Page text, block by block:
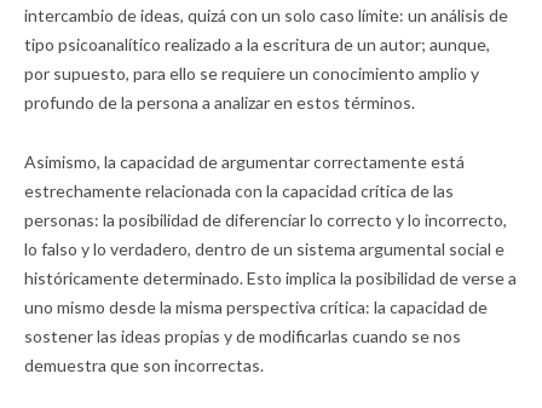
intercambio de ideas, quizá con un solo caso límite: un análisis de
tipo psicoanalítico realizado a la escritura de un autor; aunque,
por supuesto, para ello se requiere un conocimiento amplio y
profundo de la persona a analizar en estos términos.
Asimismo, la capacidad de argumentar correctamente está
estrechamente relacionada con la capacidad crítica de las
personas: la posibilidad de diferenciar lo correcto y lo incorrecto,
lo falso y lo verdadero, dentro de un sistema argumental social e
históricamente determinado. Esto implica la posibilidad de verse a
uno mismo desde la misma perspectiva crítica: la capacidad de
sostener las ideas propias y de modificarlas cuando se nos
demuestra que son incorrectas.